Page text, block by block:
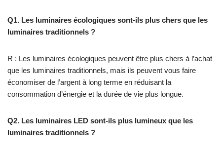
Q1. Les luminaires écologiques sont-ils plus chers que les
luminaires traditionnels ?
R : Les luminaires écologiques peuvent être plus chers à l’achat
que les luminaires traditionnels, mais ils peuvent vous faire
économiser de l’argent à long terme en réduisant la
consommation d’énergie et la durée de vie plus longue.
Q2. Les luminaires LED sont-ils plus lumineux que les
luminaires traditionnels ?